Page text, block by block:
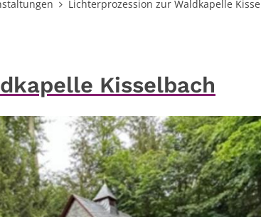
Lichterprozession zur Waldkapelle
Kisselbach